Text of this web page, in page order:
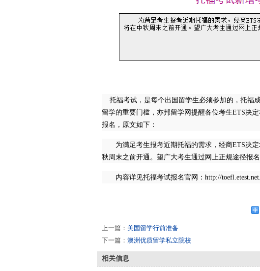
托福考试，是每个出国留学生必须参加的，托福
留学的重要门槛，亦邦留学网提醒各位考生ETS决
报名，原文如下：
为满足考生报考近期托福的需求，经商ETS决定
秋周末之前开通。望广大考生通过网上正规途径报
内容详见托福考试报名官网：http://
上一篇： 美国留学行前准备
下一篇： 澳洲优质留学私立院校
相关信息